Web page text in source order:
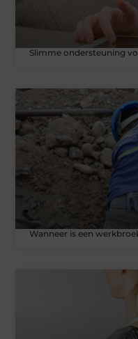
Slimme ondersteuning
Wanneer is een